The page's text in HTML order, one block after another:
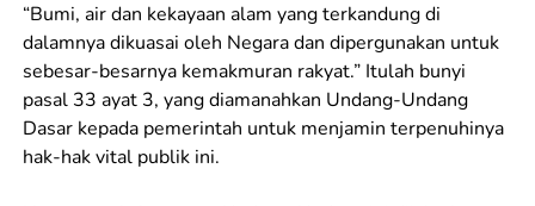
“Bumi, air dan kekayaan alam yang terkandung di
dalamnya dikuasai oleh Negara dan dipergunakan untuk
sebesar-besarnya kemakmuran rakyat.” Itulah bunyi
pasal 33 ayat 3, yang diamanahkan Undang-Undang
Dasar kepada pemerintah untuk menjamin terpenuhinya
hak-hak vital publik ini.